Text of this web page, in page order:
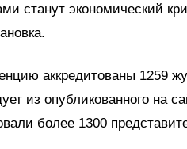
станут экономический
аккредитованы 1259
из опубликованного на
более 1300